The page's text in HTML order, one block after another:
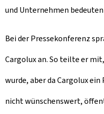
und Unternehmen
Bei der Pressekonferenz
Cargolux an. So teilte er
wurde, aber da Cargolux
nicht wünschenswert,